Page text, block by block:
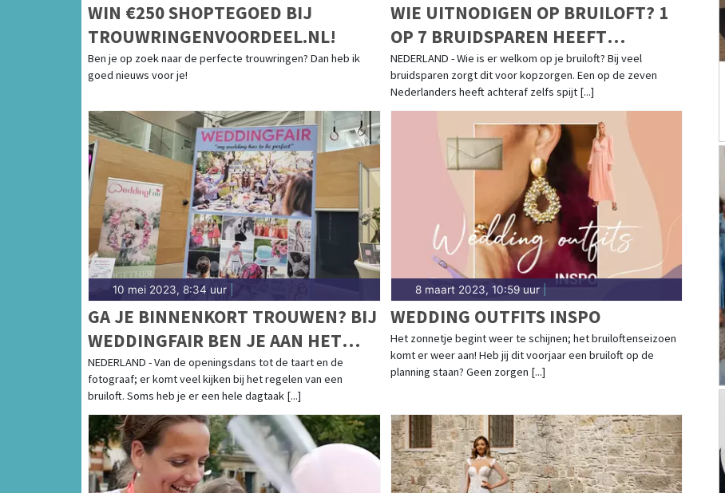
WIN €250 SHOPTEGOED BIJ
TROUWRINGENVOORDEEL.NL!
Ben je op zoek naar de perfecte trouwringen? Dan heb ik
goed nieuws voor je!
WIE UITNODIGEN OP BRUILOFT? 1
OP 7 BRUIDSPAREN HEEFT
ACHTERAF SPIJT
NEDERLAND - Wie is er welkom op je bruiloft? Bij veel
bruidsparen zorgt dit voor kopzorgen. Een op de zeven
Nederlanders heeft achteraf zelfs spijt [...]
10 mei 2023, 8:34 uur
GA JE BINNENKORT TROUWEN? BIJ
WEDDINGFAIR BEN JE AAN HET
JUISTE ADRES!
NEDERLAND - Van de openingsdans tot de taart en de
fotograaf; er komt veel kijken bij het regelen van een
bruiloft. Soms heb je er een hele dagtaak [...]
8 maart 2023, 10:59 uur|
WEDDING OUTFITS INSPO
Het zonnetje begint weer te schijnen; het bruiloftenseizoen
komt er weer aan! Heb jij dit voorjaar een bruiloft op de
planning staan? Geen zorgen [...]